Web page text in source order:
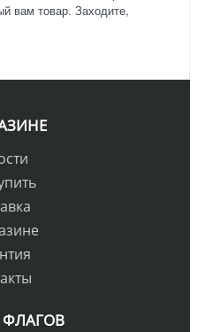
вам товар. Заходите,
ФЛАГОВ